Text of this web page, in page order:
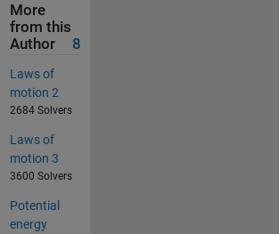
More
from this
Author
8
Laws of
motion 2
2684 Solvers
Laws of
motion 3
3600 Solvers
Potential
energy